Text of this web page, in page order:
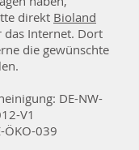
direkt Bioland
das Internet. Dort
die gewünschte
DE-NW-
V1
ÖKO-039